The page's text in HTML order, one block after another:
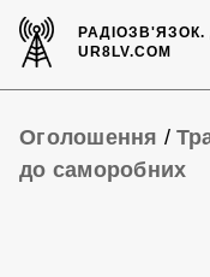
РАДІОЗВ'ЯЗОК.
UR8LV.COM
Оголошення /
до саморобних